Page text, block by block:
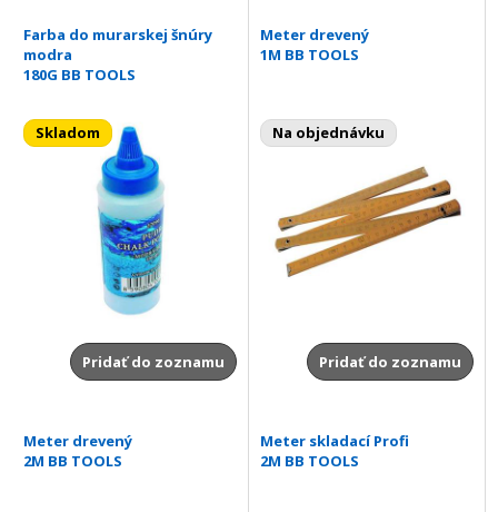
Farba do murarskej šnúry
modra
180G BB TOOLS
Skladom
Pridať do zoznamu
Meter drevený
1M BB TOOLS
Na objednávku
Pridať do zoznamu
Meter drevený
2M BB TOOLS
Meter skladací Profi
2M BB TOOLS